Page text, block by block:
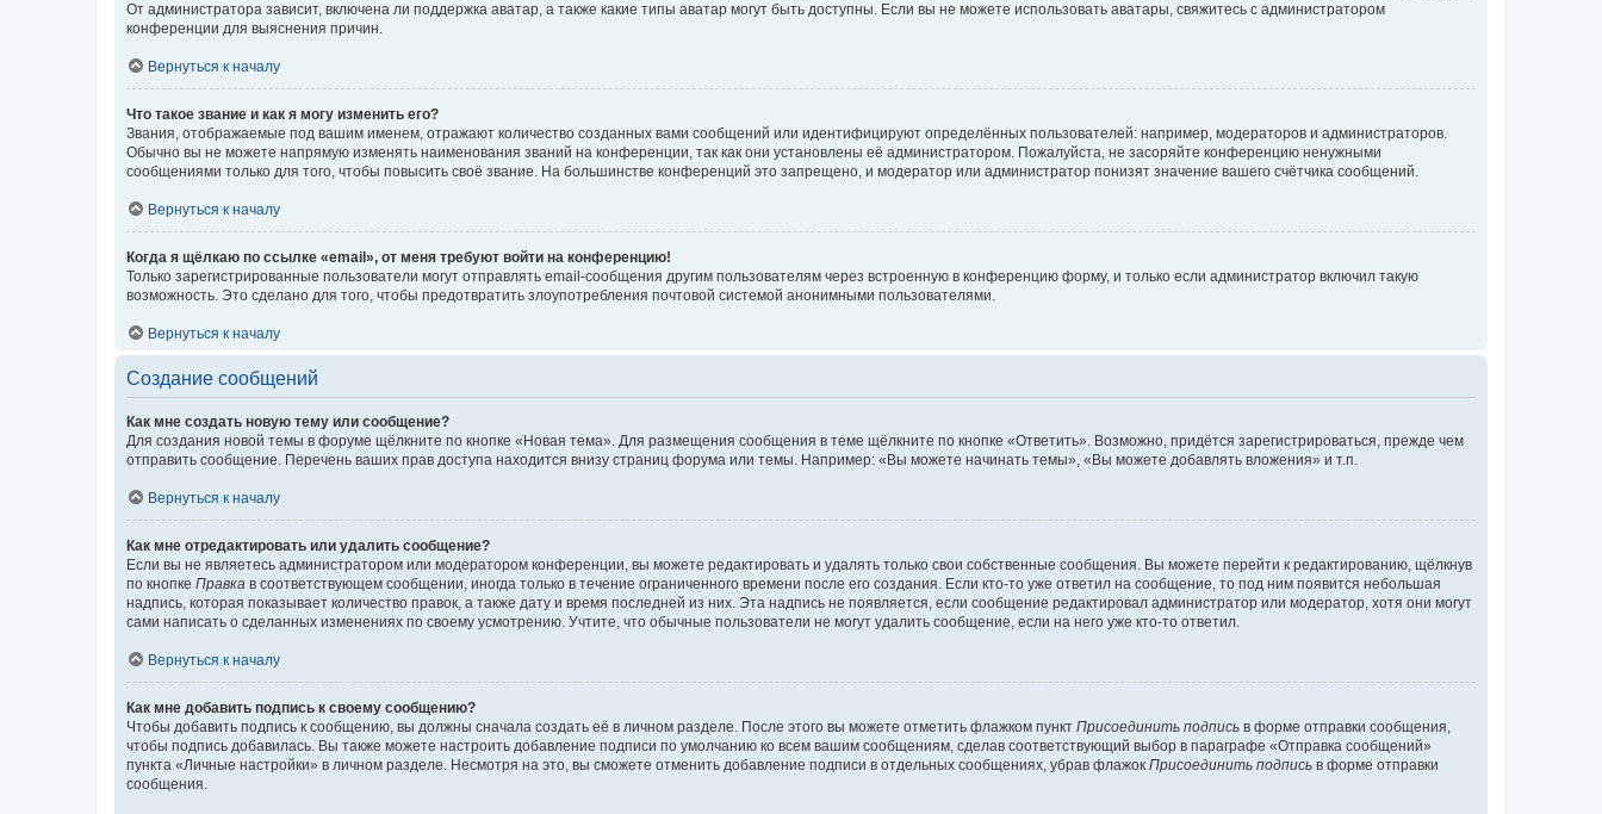
От администратора зависит, включена ли поддержка аватар, а также какие типы аватар могут быть доступны. Если вы не можете использовать аватары, свяжитесь с администратором
конференции для выяснения причин.
Вернуться к началу
Что такое звание и как я могу изменить его?
Звания, отображаемые под вашим именем, отражают количество созданных вами сообщений или идентифицируют определённых пользователей: например, модераторов и администраторов.
Обычно вы не можете напрямую изменять наименования званий на конференции, так как они установлены её администратором. Пожалуйста, не засоряйте конференцию ненужными
сообщениями только для того, чтобы повысить своё звание. На большинстве конференций это запрещено, и модератор или администратор понизят значение вашего счётчика сообщений.
Вернуться к началу
Когда я щёлкаю по ссылке «email», от меня требуют войти на конференцию!
Только зарегистрированные пользователи могут отправлять email-сообщения другим пользователям через встроенную в конференцию форму, и только если администратор включил такую
возможность. Это сделано для того, чтобы предотвратить злоупотребления почтовой системой анонимными пользователями.
Вернуться к началу
Создание сообщений
Как мне создать новую тему или сообщение?
Для создания новой темы в форуме щёлкните по кнопке «Новая тема». Для размещения сообщения в теме щёлкните по кнопке «Ответить». Возможно, придётся зарегистрироваться, прежде чем
отправить сообщение. Перечень ваших прав доступа находится внизу страниц форума или темы. Например: «Вы можете начинать темы», «Вы можете добавлять вложения» и т.п.
Вернуться к началу
Как мне отредактировать или удалить сообщение?
Если вы не являетесь администратором или модератором конференции, вы можете редактировать и удалять только свои собственные сообщения. Вы можете перейти к редактированию, щёлкнув
по кнопке Правка в соответствующем сообщении, иногда только в течение ограниченного времени после его создания. Если кто-то уже ответил на сообщение, то под ним появится небольшая
надпись, которая показывает количество правок, а также дату и время последней из них. Эта надпись не появляется, если сообщение редактировал администратор или модератор, хотя они могут
сами написать о сделанных изменениях по своему усмотрению. Учтите, что обычные пользователи не могут удалить сообщение, если на него уже кто-то ответил.
Вернуться к началу
Как мне добавить подпись к своему сообщению?
Чтобы добавить подпись к сообщению, вы должны сначала создать её в личном разделе. После этого вы можете отметить флажком пункт Присоединить подпись в форме отправки сообщения,
чтобы подпись добавилась. Вы также можете настроить добавление подписи по умолчанию ко всем вашим сообщениям, сделав соответствующий выбор в параграфе «Отправка сообщений»
пункта «Личные настройки» в личном разделе. Несмотря на это, вы сможете отменить добавление подписи в отдельных сообщениях, убрав флажок Присоединить подпись в форме отправки
сообщения.